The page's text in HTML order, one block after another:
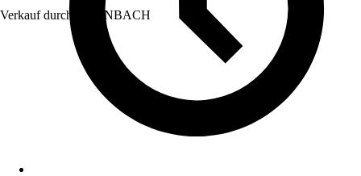
Verkauf durch: HORNBACH